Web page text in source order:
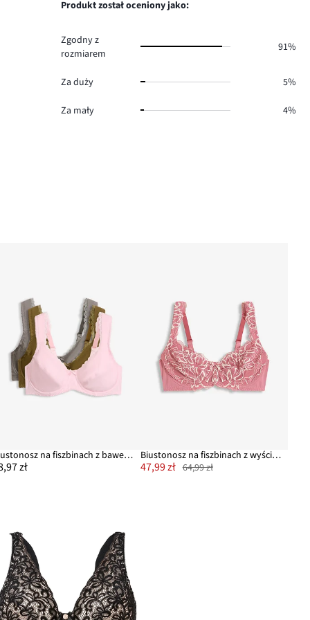
głosów
Produkt został oceniony jako:
Zgodny z
rozmiarem
91%
Za duży 5%
Za mały 4%
Biustonosz na fiszbinach z bawełną organiczną (3 szt.)
zł
Biustonosz na fiszbinach z wyściełanymi ramiączkami
47,99 zł 64,99 zł